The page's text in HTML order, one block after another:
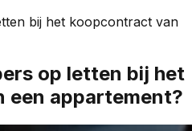
bij het koopcontract van
op letten bij het
een appartement?